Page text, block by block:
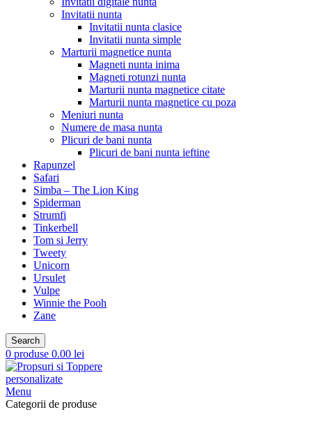
Invitatii nunta
Invitatii nunta clasice
Invitatii nunta simple
Marturii magnetice nunta
Magneti nunta inima
Magneti rotunzi nunta
Marturii nunta magnetice citate
Marturii nunta magnetice cu poza
Meniuri nunta
Numere de masa nunta
Plicuri de bani nunta
Plicuri de bani nunta ieftine
Rapunzel
Safari
Simba – The Lion King
Spiderman
Strumfi
Tinkerbell
Tom si Jerry
Tweety
Unicorn
Ursulet
Vulpe
Winnie the Pooh
Zane
Search
0 produse 0.00 lei
Menu
Categorii de produse